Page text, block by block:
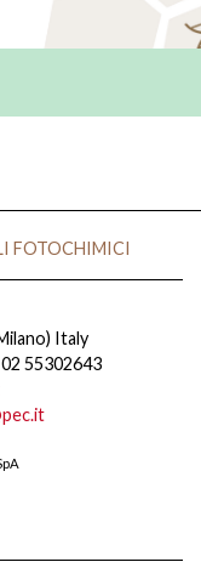
FOTOCHIMICI
Italy
55302643